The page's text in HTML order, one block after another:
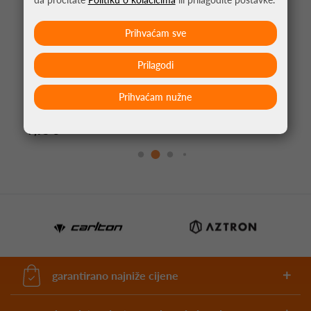
GRIP ZA REKET DUNLOP ATP VIPER-DRY GRIP
BIJELA
7,95 €
garantirano najniže cijene
Prihvaćam nužne
Prilagodi
Prihvaćam sve